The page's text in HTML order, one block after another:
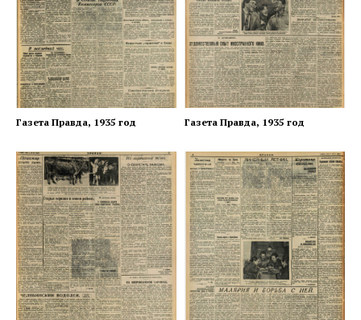
Газета Правда, 1935 год Газета Правда, 1935 год